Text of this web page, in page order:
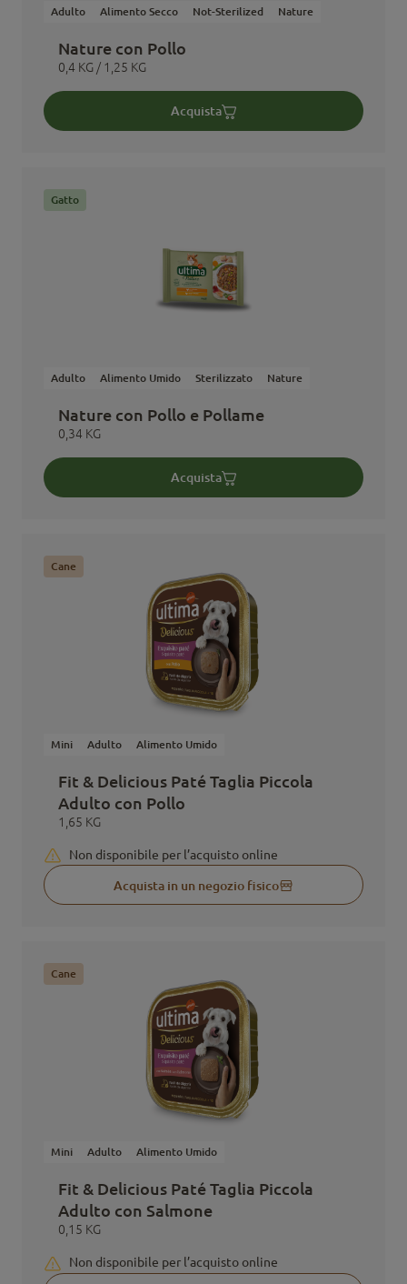
Adulto Alimento Secco Not-Sterilized Nature
Nature con Pollo
0,4 KG / 1,25 KG
Acquista
Adulto Alimento Umido Sterilizzato Nature
Nature con Pollo e Pollame
0,34 KG
Gatto
Acquista
Mini Adulto Alimento Umido
Fit & Delicious Paté Taglia Piccola
Adulto con Pollo
1,65 KG
Cane
Non disponibile per l’acquisto online
Acquista in un negozio fisico
Mini Adulto Alimento Umido
Fit & Delicious Paté Taglia Piccola
Adulto con Salmone
0,15 KG
Cane
Non disponibile per l’acquisto online